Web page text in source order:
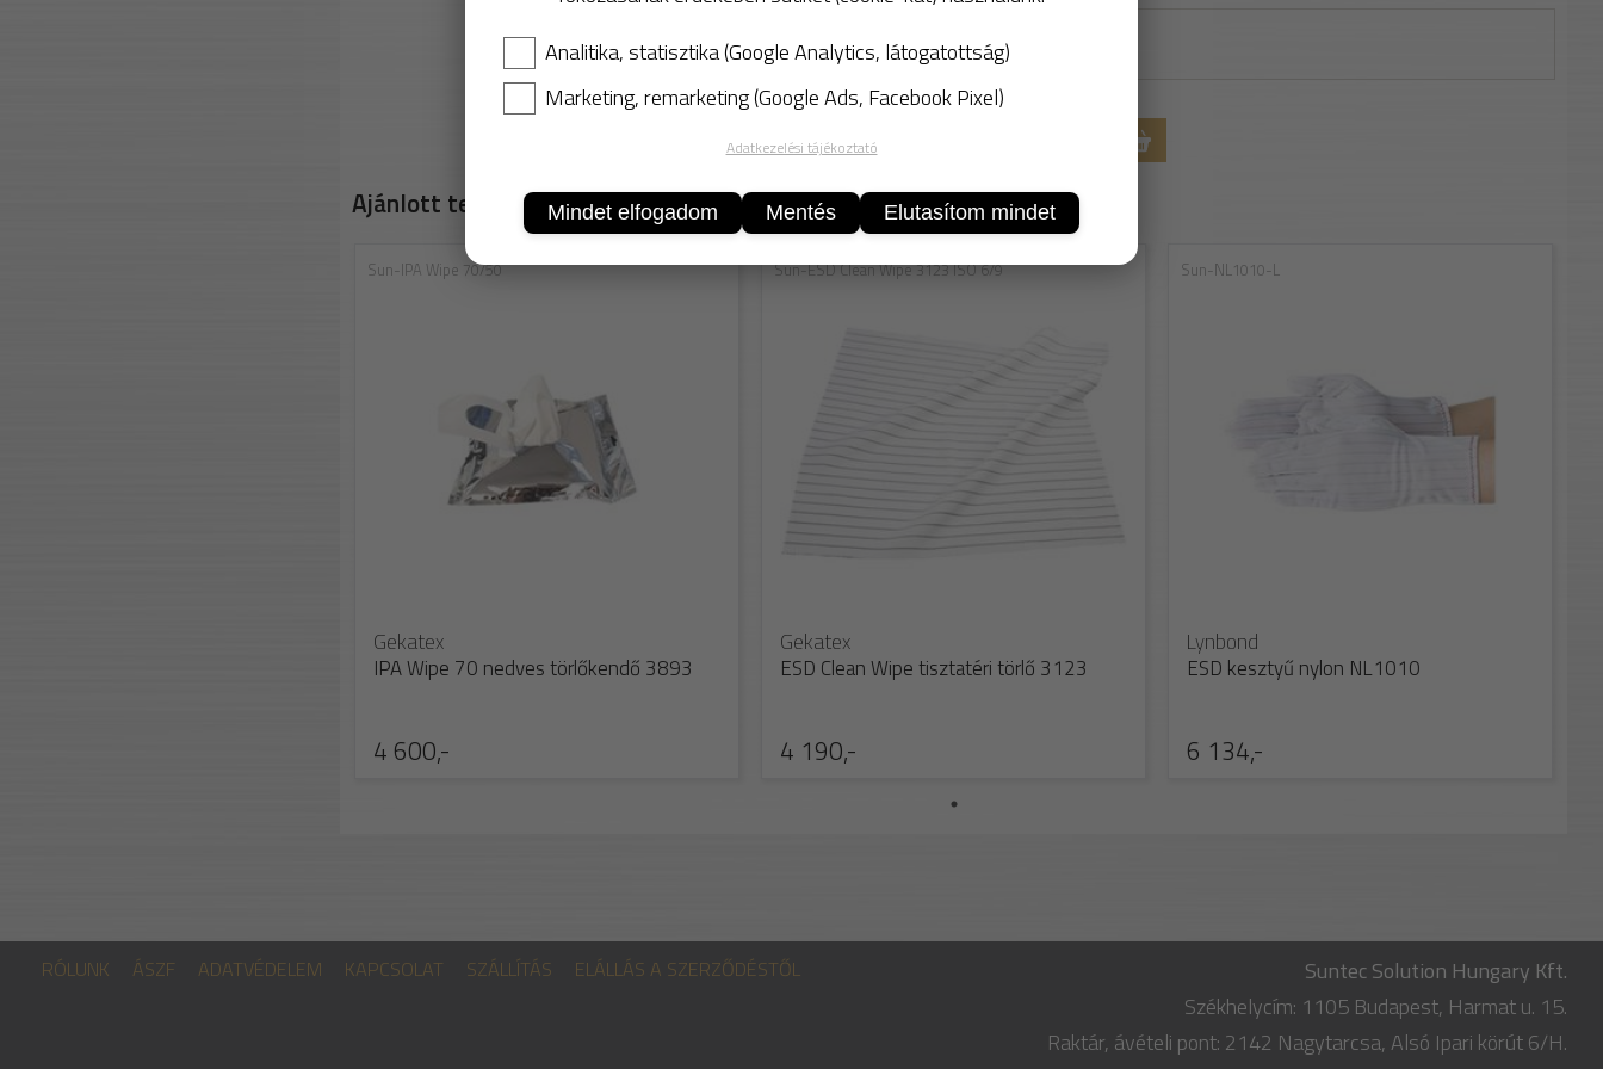
Ajánlott termékek
Sun-IPA Wipe 70/50
4 600,-
Gekatex
IPA Wipe 70 nedves törlőkendő 3893
Sun-ESD Clean Wipe 3123 ISO 6/9
4 190,-
Gekatex
ESD Clean Wipe tisztatéri törlő 3123
Sun-NL1010-L
6 134,-
Lynbond
ESD kesztyű nylon NL1010
RÓLUNK ÁSZF ADATVÉDELEM KAPCSOLAT SZÁLLÍTÁS ELÁLLÁS A SZERZŐDÉSTŐL
Suntec Solution Hungary Kft.
Székhelycím: 1105 Budapest, Harmat u. 15.
Raktár, ávételi pont: 2142 Nagytarcsa, Alsó Ipari körút 6/H.
Analitika, statisztika (Google Analytics, látogatottság)
Marketing, remarketing (Google Ads, Facebook Pixel)
Adatkezelési tájékoztató
Mindet elfogadom Mentés Elutasítom mindet